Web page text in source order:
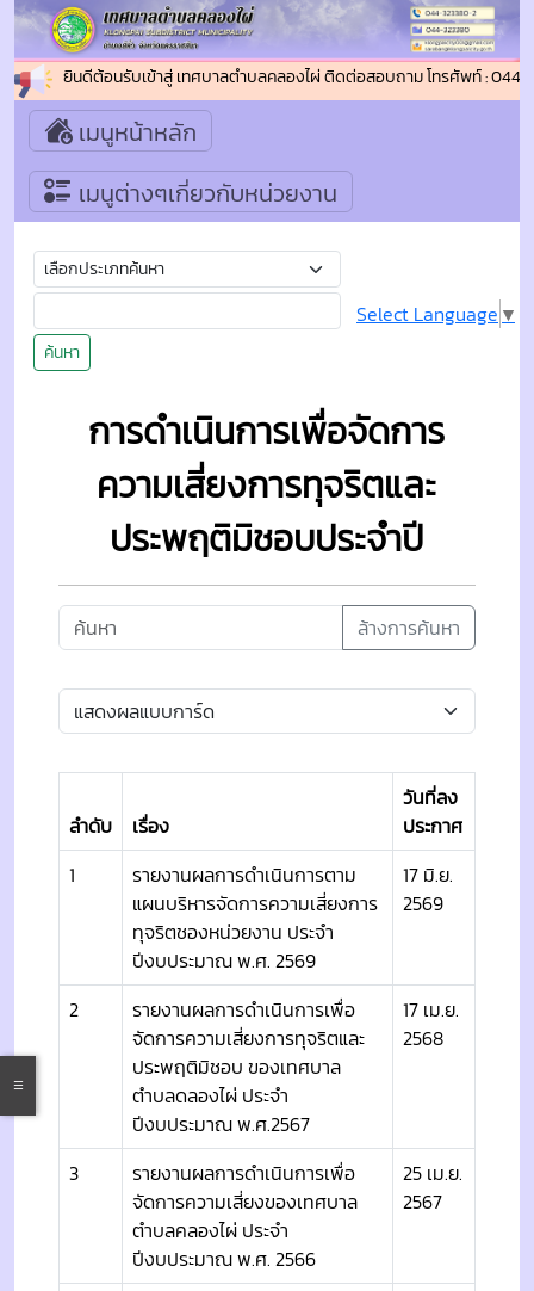
ยินดีต้อนรับเข้าสู่ เทศบาลตำบลคลองไผ่ ติดต่อสอบถาม โทรศัพท์ : 044-
เมนูหน้าหลัก
เมนูต่างๆเกี่ยวกับหน่วยงาน
ค้นหา
Select Language ▼
การดำเนินการเพื่อจัดการ
ความเสี่ยงการทุจริตและ
ประพฤติมิชอบประจำปี
ล้างการค้นหา
ลำดับ เรื่อง
วันที่ลง
ประกาศ
1
รายงานผลการดำเนินการตาม
แผนบริหารจัดการความเสี่ยงการ
ทุจริตชองหน่วยงาน ประจำ
ปีงบประมาณ พ.ศ. 2569
17 มิ.ย.
2569
2
รายงานผลการดำเนินการเพื่อ
จัดการความเสี่ยงการทุจริตและ
ประพฤติมิชอบ ของเทศบาล
ตำบลดลองไผ่ ประจำ
ปีงบประมาณ พ.ศ.2567
17 เม.ย.
2568
3
รายงานผลการดำเนินการเพื่อ
จัดการความเสี่ยงของเทศบาล
ตำบลคลองไผ่ ประจำ
ปีงบประมาณ พ.ศ. 2566
25 เม.ย.
2567